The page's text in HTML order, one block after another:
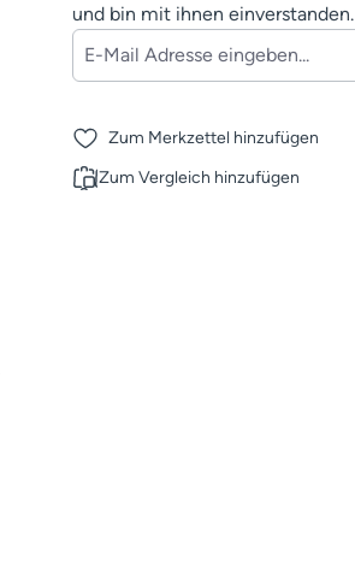
und bin mit ihnen einverstanden.
Zum Merkzettel hinzufügen
Zum Vergleich hinzufügen